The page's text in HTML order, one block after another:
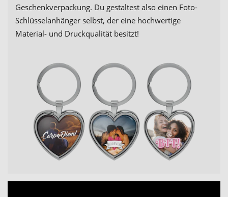
Geschenkverpackung. Du gestaltest also einen Foto-
Schlüsselanhänger selbst, der eine hochwertige
Material- und Druckqualität besitzt!